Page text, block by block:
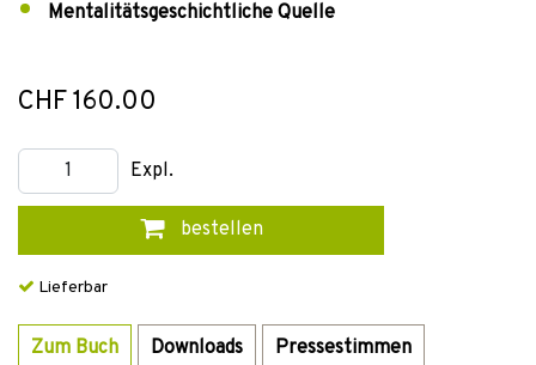
Mentalitätsgeschichtliche Quelle
CHF 160.00
Expl.
bestellen
Lieferbar
Zum Buch Downloads Pressestimmen